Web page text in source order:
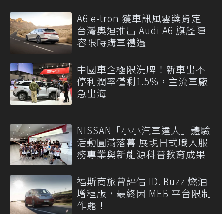
A6 e-tron 獲車訊風雲獎肯定
台灣奧迪推出 Audi A6 旗艦陣
容限時購車禮遇
中國車企極限洗牌！新車出不
停利潤率僅剩1.5%，主流車廠
急出海
NISSAN「小小汽車達人」體驗
活動圓滿落幕 展現日式職人服
務專業與新能源科普教育成果
福斯商旅曾評估 ID. Buzz 燃油
增程版，最終因 MEB 平台限制
作罷！